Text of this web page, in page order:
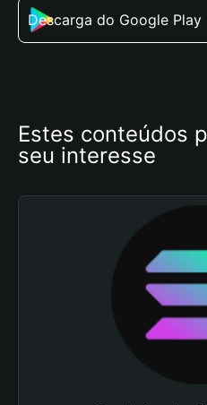
Descarga do Google Play
Estes conteúdos
seu interesse